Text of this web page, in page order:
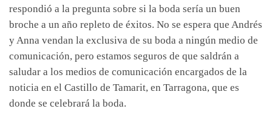
respondió a la pregunta sobre si la boda sería un buen
broche a un año repleto de éxitos. No se espera que Andrés
y Anna vendan la exclusiva de su boda a ningún medio de
comunicación, pero estamos seguros de que saldrán a
saludar a los medios de comunicación encargados de la
noticia en el Castillo de Tamarit, en Tarragona, que es
donde se celebrará la boda.